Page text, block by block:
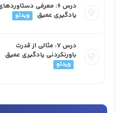
درس ۶: معرفی
یادگیری عمیق
ویدئو
درس ۷: مثالی از قدرت
باورنکردنی یادگیری عمیق
ویدئو